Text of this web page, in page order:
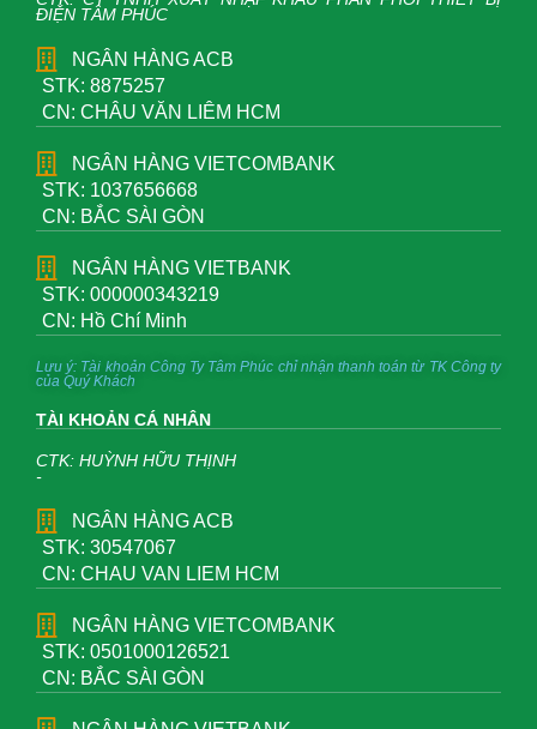
ĐIỆN TÂM PHÚC
NGÂN HÀNG ACB
STK: 8875257
CN: CHÂU VĂN LIÊM HCM
NGÂN HÀNG VIETCOMBANK
STK: 1037656668
CN: BẮC SÀI GÒN
NGÂN HÀNG VIETBANK
STK: 000000343219
CN: Hồ Chí Minh
Lưu ý: Tài khoản Công Ty Tâm Phúc chỉ nhận thanh toán từ TK Công ty
của Quý Khách
TÀI KHOẢN CÁ NHÂN
CTK: HUỲNH HỮU THỊNH
-
NGÂN HÀNG ACB
STK: 30547067
CN: CHAU VAN LIEM HCM
NGÂN HÀNG VIETCOMBANK
STK: 0501000126521
CN: BẮC SÀI GÒN